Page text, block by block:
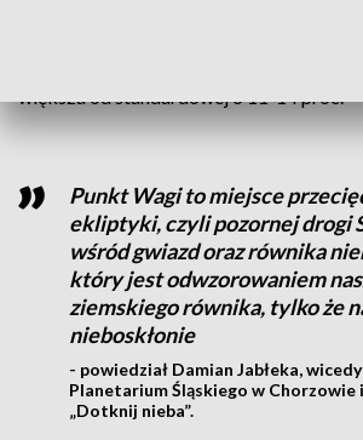
większa od standardowej o 11-14 proc.
Punkt Wagi to miejsce
ekliptyki, czyli pozornej drogi
wśród gwiazd oraz równika
który jest odwzorowaniem
ziemskiego równika, tylko że
nieboskłonie
- powiedział Damian Jabłeka,
Planetarium Śląskiego w Chorzowie
„Dotknij nieba”.